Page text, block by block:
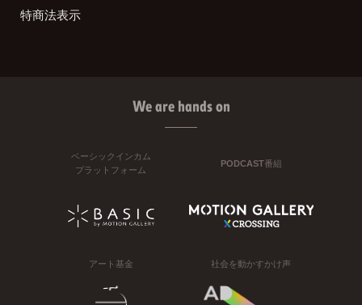
特商法表示
We are hands on
ベーシックインカム
プラットフォーム
PODCAST番組
アート基金 社会を動かすかけ声